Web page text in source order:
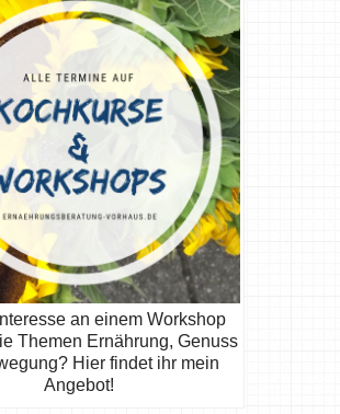
an einem Workshop
Themen Ernährung, Genuss
Hier findet ihr mein
Angebot!